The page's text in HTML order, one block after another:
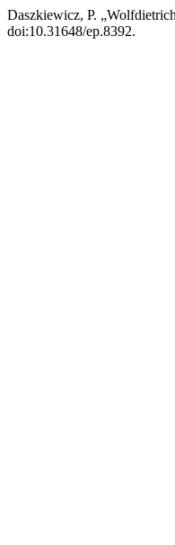
Daszkiewicz, P.
doi:10.31648/ep.8392.